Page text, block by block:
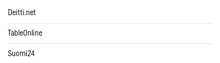
Deitti.net
TableOnline
Suomi24